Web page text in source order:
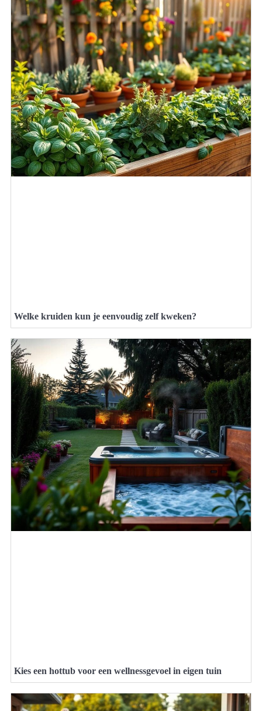
Welke kruiden kun je eenvoudig zelf kweken?
Kies een hottub voor een wellnessgevoel in eigen tuin